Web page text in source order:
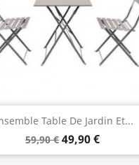
Table De Jardin Et...
59,90 € 49,90 €